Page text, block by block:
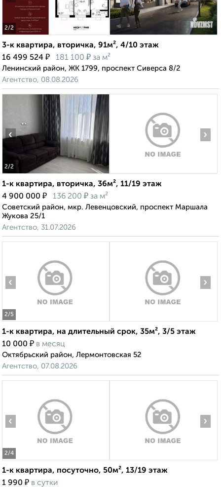
2/2
3-к квартира, вторичка, 91м², 4/10 этаж
16 499 524 ₽ 181 100 ₽ за м²
Ленинский район, ЖК 1799, проспект Сиверса 8/2
Агентство, 08.08.2026
2/2
‹ ›
1-к квартира, вторичка, 36м², 11/19 этаж
4 900 000 ₽ 136 200 ₽ за м²
Советский район, мкр. Левенцовский, проспект Маршала
Жукова 25/1
Агентство, 31.07.2026
2/5
‹ ›
1-к квартира, на длительный срок, 35м², 3/5 этаж
10 000 ₽ в месяц
Октябрьский район, Лермонтовская 52
Агентство, 07.08.2026
2/4
‹ ›
1-к квартира, посуточно, 50м², 13/19 этаж
1 990 ₽ в сутки